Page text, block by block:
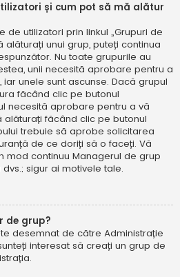
și cum pot să mă alătur
de utilizatori prin linkul „Grupuri de
alăturați unui grup, puteți continua
Nu toate grupurile au
unii necesită aprobare pentru a
iar unele sunt ascunse. Dacă grupul
făcând clic pe butonul
necesită aprobare pentru a vă
alăturați făcând clic pe butonul
trebuie să aprobe solicitarea
de ce doriți să o faceți. Vă
mod continuu Managerul de grup
sigur ai motivele tale.
de grup?
desemnat de către Administrație
interesat să creați un grup de